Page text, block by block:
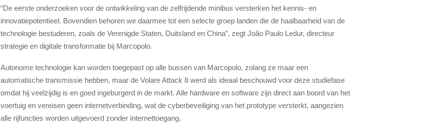
“De eerste onderzoeken voor de ontwikkeling van de zelfrijdende minibus versterken het kennis- en
innovatiepotentieel. Bovendien behoren we daarmee tot een selecte groep landen die de haalbaarheid van de
technologie bestuderen, zoals de Verenigde Staten, Duitsland en China”, zegt João Paulo Ledur, directeur
strategie en digitale transformatie bij Marcopolo.
Autonome technologie kan worden toegepast op alle bussen van Marcopolo, zolang ze maar een
automatische transmissie hebben, maar de Volare Attack 8 werd als ideaal beschouwd voor deze studiefase
omdat hij veelzijdig is en goed ingeburgerd in de markt. Alle hardware en software zijn direct aan boord van het
voertuig en vereisen geen internetverbinding, wat de cyberbeveiliging van het prototype versterkt, aangezien
alle rijfuncties worden uitgevoerd zonder internettoegang.